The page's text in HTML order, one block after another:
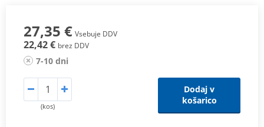
27,35 € Vsebuje DDV
22,42 € brez DDV
7-10 dni
(kos)
Dodaj v
košarico